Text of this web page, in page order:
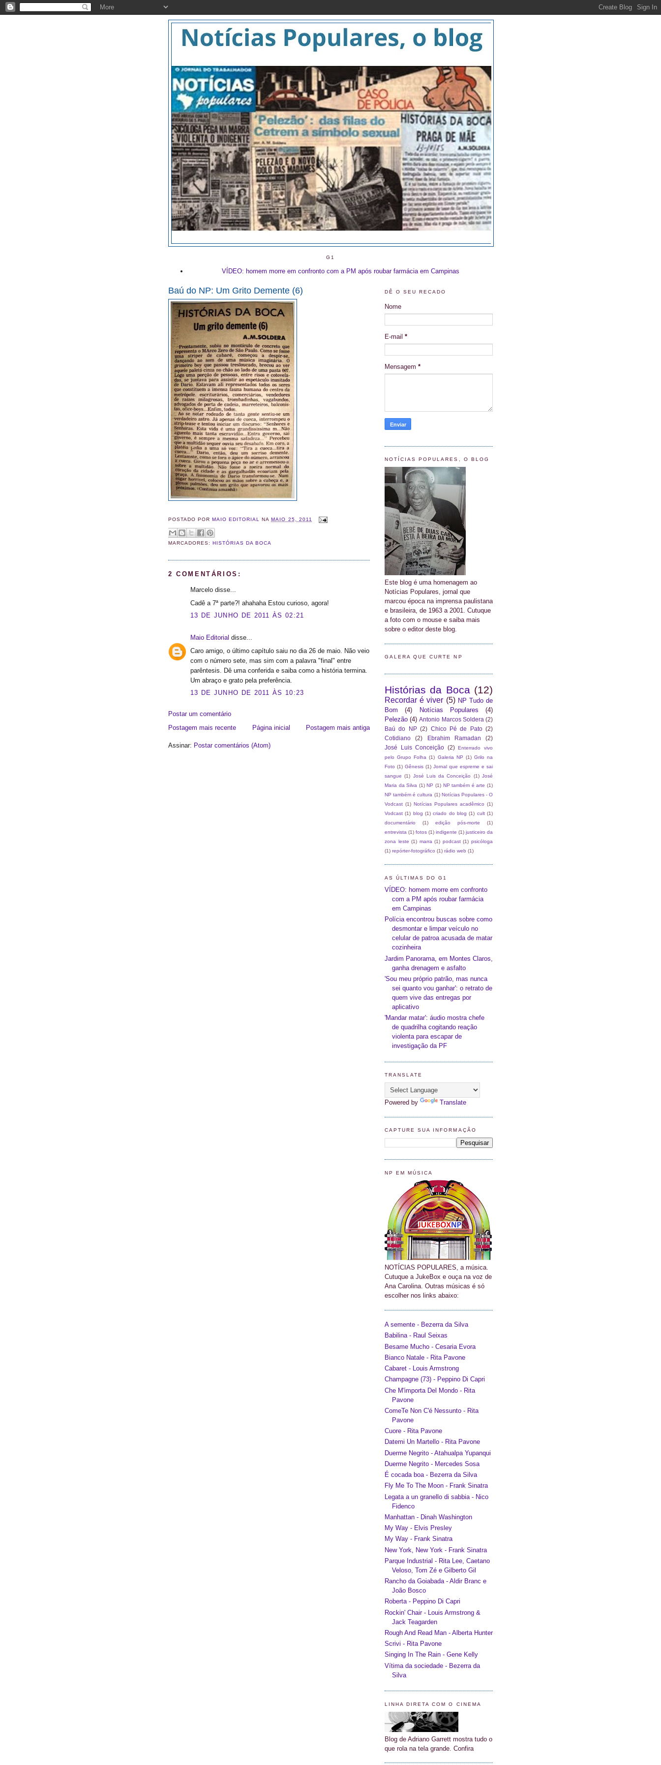
G1
VÍDEO: homem morre em confronto com a PM após roubar farmácia em Campinas
Baú do NP: Um Grito Demente (6)
POSTADO POR MAIO EDITORIAL NA MAIO 25, 2011
MARCADORES:HISTÓRIAS DA BOCA
2 COMENTÁRIOS:
Marcelo disse...
Cadê a 7ª parte?! ahahaha Estou curioso, agora!
13 DE JUNHO DE 2011 ÀS 02:21
Maio Editorial disse...
Caro amigo, o último capítulo saiu no dia 26 de maio. Não veio
com o número sete, mas sim com a palavra "final" entre
parêntesis. Dê uma conferida e saiba como a história termina.
Um abraço e grato pela preferência.
13 DE JUNHO DE 2011 ÀS 10:23
Postar um comentário
Postagem mais recente
Postagem mais antiga
Página inicial
Assinar: Postar comentários (Atom)
DÊ O SEU RECADO
Nome
E-mail *
Mensagem *
NOTÍCIAS POPULARES, O BLOG
Este blog é uma homenagem ao
Notícias Populares, jornal que
marcou época na imprensa paulistana
e brasileira, de 1963 a 2001. Cutuque
a foto com o mouse e saiba mais
sobre o editor deste blog.
GALERA QUE CURTE NP
Histórias da Boca (12)
Recordar é viver (5) NP Tudo de
Bom
(4) Notícias Populares
(4)
Pelezão (4) Antonio Marcos Soldera (2)
Baú do NP (2) Chico Pé de Pato (2)
Cotidiano
(2) Ebrahim Ramadan
(2)
José Luis Conceição (2)
Enterrado vivo
pelo Grupo Folha (1) Galeria NP (1) Grilo na
Foto (1) Gênesis (1) Jornal que espreme e sai
sangue (1) José Luis da Conceição (1) José
Maria da Silva (1) NP (1) NP também é arte (1)
NP também é cultura (1) Notícias Populares - O
Vodcast (1) Notícias Populares acadêmico (1)
Vodcast (1) blog (1) criado do blog (1) cult (1)
documentário
(1) edição pós-morte
(1)
entrevista (1) fotos (1) indigente (1) justiceiro da
zona leste (1) marra (1) podcast (1) psicóloga
(1) repórter-fotográfico (1) rádio web (1)
AS ÚLTIMAS DO G1
VÍDEO: homem morre em confronto
com a PM após roubar farmácia
em Campinas
Polícia encontrou buscas sobre como
desmontar e limpar veículo no
celular de patroa acusada de matar
cozinheira
Jardim Panorama, em Montes Claros,
ganha drenagem e asfalto
'Sou meu próprio patrão, mas nunca
sei quanto vou ganhar': o retrato de
quem vive das entregas por
aplicativo
'Mandar matar': áudio mostra chefe
de quadrilha cogitando reação
violenta para escapar de
investigação da PF
TRANSLATE
Powered by Translate
CAPTURE SUA INFORMAÇÃO
NP EM MÚSICA
NOTÍCIAS POPULARES, a música.
Cutuque a JukeBox e ouça na voz de
Ana Carolina. Outras músicas é só
escolher nos links abaixo:
A semente - Bezerra da Silva
Babilina - Raul Seixas
Besame Mucho - Cesaria Evora
Bianco Natale - Rita Pavone
Cabaret - Louis Armstrong
Champagne (73) - Peppino Di Capri
Che M'importa Del Mondo - Rita
Pavone
ComeTe Non C'é Nessunto - Rita
Pavone
Cuore - Rita Pavone
Datemi Un Martello - Rita Pavone
Duerme Negrito - Atahualpa Yupanqui
Duerme Negrito - Mercedes Sosa
É cocada boa - Bezerra da Silva
Fly Me To The Moon - Frank Sinatra
Legata a un granello di sabbia - Nico
Fidenco
Manhattan - Dinah Washington
My Way - Elvis Presley
My Way - Frank Sinatra
New York, New York - Frank Sinatra
Parque Industrial - Rita Lee, Caetano
Veloso, Tom Zé e Gilberto Gil
Rancho da Goiabada - Aldir Branc e
João Bosco
Roberta - Peppino Di Capri
Rockin' Chair - Louis Armstrong &
Jack Teagarden
Rough And Read Man - Alberta Hunter
Scrivi - Rita Pavone
Singing In The Rain - Gene Kelly
Vítima da sociedade - Bezerra da
Silva
LINHA DIRETA COM O CINEMA
Blog de Adriano Garrett mostra tudo o
que rola na tela grande. Confira